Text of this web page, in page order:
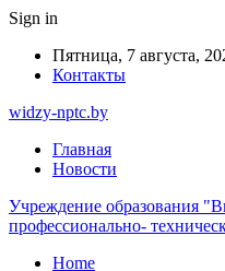
Sign in
Пятница, 7 августа,
Контакты
widzy-nptc.by
Главная
Новости
Учреждение образования
профессионально-
Home